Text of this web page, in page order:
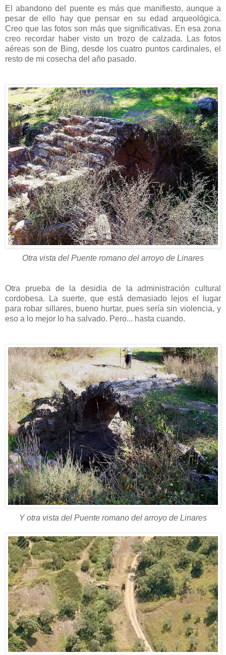
El abandono del puente es más que manifiesto, aunque a
pesar de ello hay que pensar en su edad arqueológica.
Creo que las fotos son más que significativas. En esa zona
creo recordar haber visto un trozo de calzada. Las fotos
aéreas son de Bing, desde los cuatro puntos cardinales, el
resto de mi cosecha del año pasado.
Otra vista del Puente romano del arroyo de Linares
Otra prueba de la desidia de la administración cultural
cordobesa. La suerte, que está demasiado lejos el lugar
para robar sillares, bueno hurtar, pues sería sin violencia, y
eso a lo mejor lo ha salvado. Pero... hasta cuando.
Y otra vista del Puente romano del arroyo de Linares